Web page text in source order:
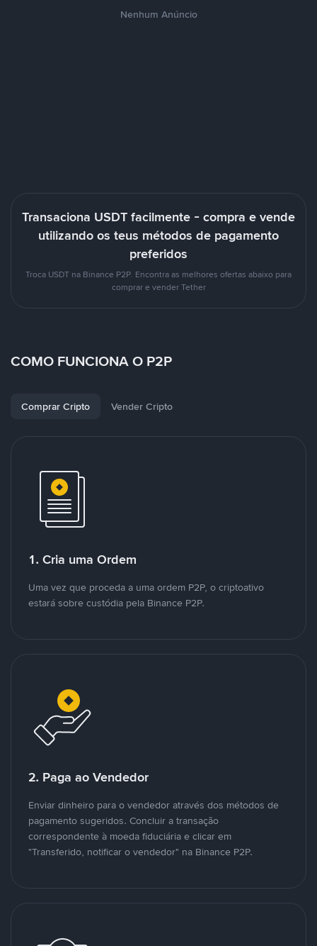
Nenhum Anúncio
Transaciona USDT facilmente - compra e vende
utilizando os teus métodos de pagamento
preferidos
Troca USDT na Binance P2P. Encontra as melhores ofertas abaixo para
comprar e vender Tether
COMO FUNCIONA O P2P
Comprar Cripto Vender Cripto
1. Cria uma Ordem
Uma vez que proceda a uma ordem P2P, o criptoativo
estará sobre custódia pela Binance P2P.
2. Paga ao Vendedor
Enviar dinheiro para o vendedor através dos métodos de
pagamento sugeridos. Concluir a transação
correspondente à moeda fiduciária e clicar em
"Transferido, notificar o vendedor" na Binance P2P.